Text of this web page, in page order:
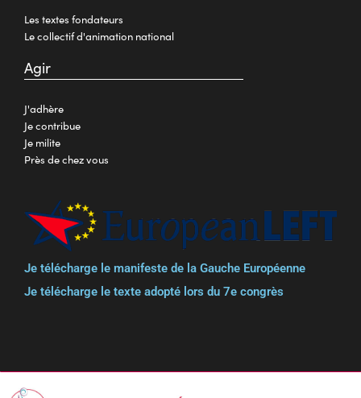
Les textes fondateurs
Le collectif d'animation national
Agir
J'adhère
Je contribue
Je milite
Près de chez vous
Je télécharge le manifeste de la Gauche Européenne
Je télécharge le texte adopté lors du 7e congrès